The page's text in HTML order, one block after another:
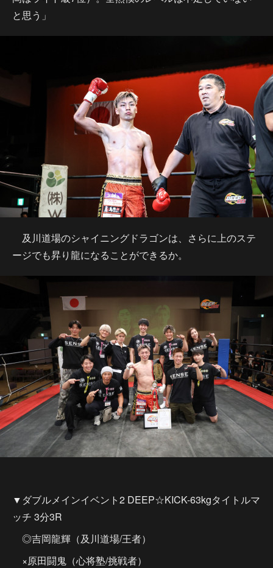
と思う」
及川道場のシャイニングドラゴンは、さらに上のステ
ージでも昇り龍になることができるか。
▼ダブルメインイベント2 DEEP☆KICK-63kgタイトルマ
ッチ 3分3R
◎吉岡龍輝（及川道場/王者）
×原田闘鬼（心将塾/挑戦者）